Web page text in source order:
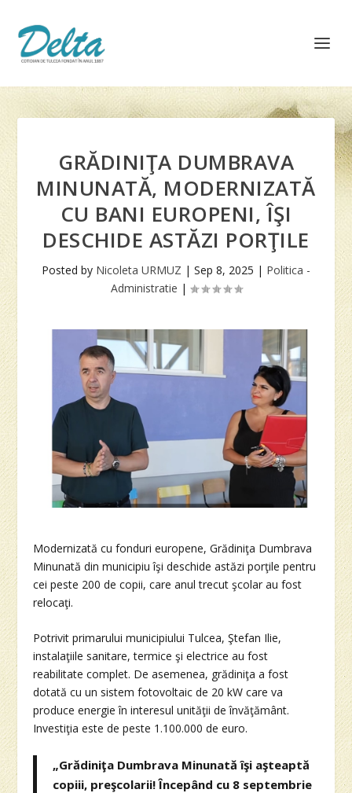
GRĂDINIŢA DUMBRAVA
MINUNATĂ, MODERNIZATĂ
CU BANI EUROPENI, ÎŞI
DESCHIDE ASTĂZI PORŢILE
Posted by Nicoleta URMUZ | Sep 8, 2025 | Politica -
Administratie |
Modernizată cu fonduri europene, Grădiniţa Dumbrava
Minunată din municipiu îşi deschide astăzi porţile pentru
cei peste 200 de copii, care anul trecut şcolar au fost
relocaţi.
Potrivit primarului municipiului Tulcea, Ştefan Ilie,
instalaţiile sanitare, termice şi electrice au fost
reabilitate complet. De asemenea, grădiniţa a fost
dotată cu un sistem fotovoltaic de 20 kW care va
produce energie în interesul unităţii de învăţământ.
Investiţia este de peste 1.100.000 de euro.
„Grădiniţa Dumbrava Minunată îşi aşteaptă
copiii, preşcolarii! Începând cu 8 septembrie